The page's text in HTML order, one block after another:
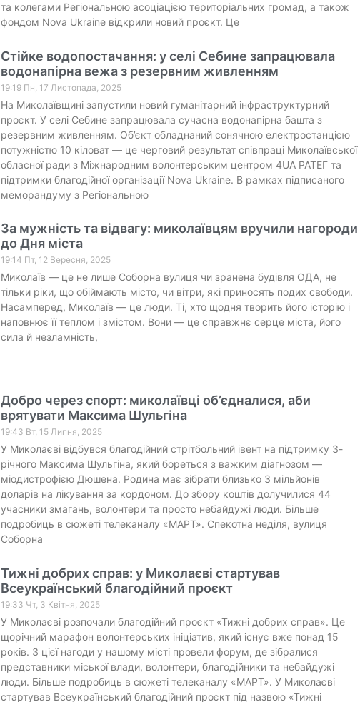
та колегами Регіональною асоціацією територіальних громад, а також
фондом Nova Ukraine відкрили новий проєкт. Це
Стійке водопостачання: у селі Себине запрацювала
водонапірна вежа з резервним живленням
19:19 Пн, 17 Листопада, 2025
На Миколаївщині запустили новий гуманітарний інфраструктурний
проєкт. У селі Себине запрацювала сучасна водонапірна башта з
резервним живленням. Об’єкт обладнаний сонячною електростанцією
потужністю 10 кіловат — це черговий результат співпраці Миколаївської
обласної ради з Міжнародним волонтерським центром 4UA РАТЕГ та
підтримки благодійної організації Nova Ukraine. В рамках підписаного
меморандуму з Регіональною
За мужність та відвагу: миколаївцям вручили нагороди
до Дня міста
19:14 Пт, 12 Вересня, 2025
Миколаїв — це не лише Соборна вулиця чи зранена будівля ОДА, не
тільки ріки, що обіймають місто, чи вітри, які приносять подих свободи.
Насамперед, Миколаїв — це люди. Ті, хто щодня творить його історію і
наповнює її теплом і змістом. Вони — це справжнє серце міста, його
сила й незламність,
Добро через спорт: миколаївці об’єдналися, аби
врятувати Максима Шульгіна
19:43 Вт, 15 Липня, 2025
У Миколаєві відбувся благодійний стрітбольний івент на підтримку 3-
річного Максима Шульгіна, який бореться з важким діагнозом —
міодистрофією Дюшена. Родина має зібрати близько 3 мільйонів
доларів на лікування за кордоном. До збору коштів долучилися 44
учасники змагань, волонтери та просто небайдужі люди. Більше
подробиць в сюжеті телеканалу «МАРТ». Спекотна неділя, вулиця
Соборна
Тижні добрих справ: у Миколаєві стартував
Всеукраїнський благодійний проєкт
19:33 Чт, 3 Квітня, 2025
У Миколаєві розпочали благодійний проєкт «Тижні добрих справ». Це
щорічний марафон волонтерських ініціатив, який існує вже понад 15
років. З цієї нагоди у нашому місті провели форум, де зібралися
представники міської влади, волонтери, благодійники та небайдужі
люди. Більше подробиць в сюжеті телеканалу «МАРТ». У Миколаєві
стартував Всеукраїнський благодійний проєкт під назвою «Тижні